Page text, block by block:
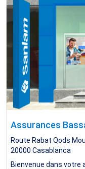
Assurances
Route Rabat Qods
20000 Casablanca
Bienvenue dans votre